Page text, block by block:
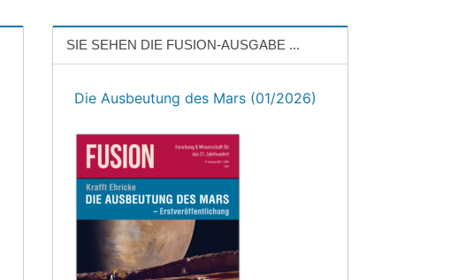
SIE SEHEN DIE FUSION-AUSGABE ...
Die Ausbeutung des Mars (01/2026)